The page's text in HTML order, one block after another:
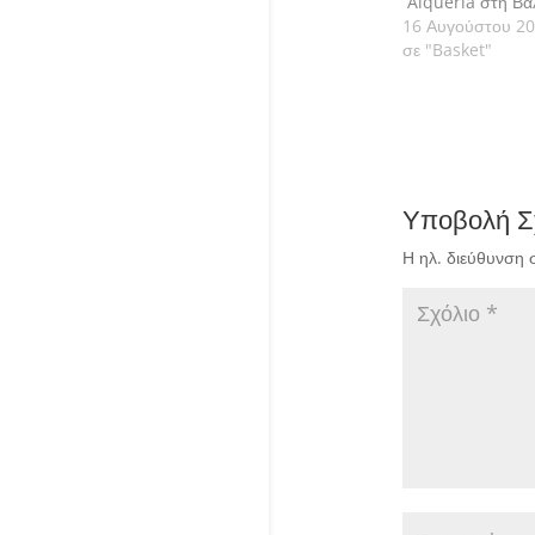
16 Αυγούστου
σε "Basket"
Υποβολή
Η ηλ. διεύθυνση